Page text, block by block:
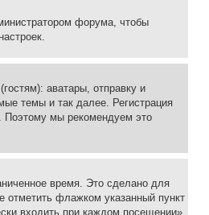
форума, чтобы
аватары, отправку и
темы и так далее. Регистрация
Поэтому мы рекомендуем это
время. Это сделано для
отметить флажком указанный пункт
входить при каждом посещении»